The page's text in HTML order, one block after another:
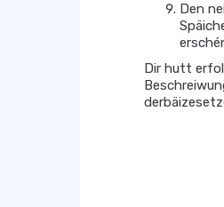
Den
Dir hutt